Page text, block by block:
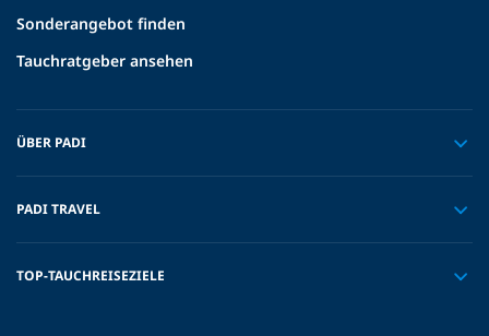
Sonderangebot finden
Tauchratgeber ansehen
ÜBER PADI
PADI TRAVEL
TOP-TAUCHREISEZIELE